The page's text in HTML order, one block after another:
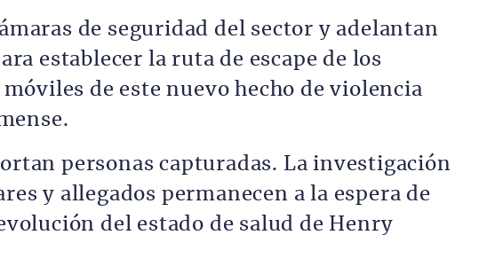
de seguridad del sector y adelantan
establecer la ruta de escape de los
de este nuevo hecho de violencia
personas capturadas. La investigación
y allegados permanecen a la espera de
del estado de salud de Henry